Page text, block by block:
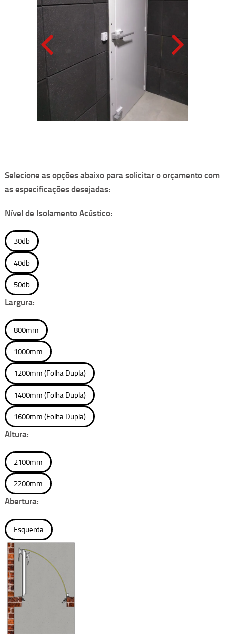
Selecione as opções abaixo para solicitar o orçamento com
as especificações desejadas:
Nível de Isolamento Acústico:
30db
40db
50db
Largura:
800mm
1000mm
1200mm (Folha Dupla)
1400mm (Folha Dupla)
1600mm (Folha Dupla)
Altura:
2100mm
2200mm
Abertura:
Esquerda